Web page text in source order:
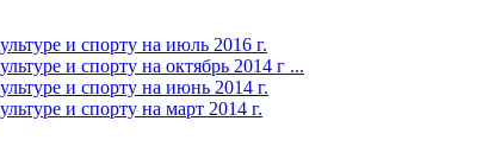
и спорту на июль 2016 г.
и спорту на октябрь 2014 г ...
и спорту на июнь 2014 г.
и спорту на март 2014 г.